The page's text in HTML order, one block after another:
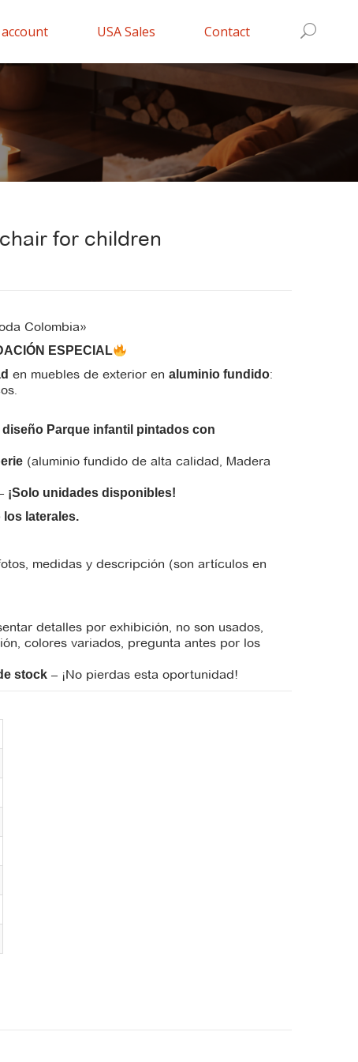
USA Sales Contact
for children
Colombia»
ESPECIAL
en muebles de exterior en aluminio fundido:
diseño Parque infantil pintados con
(aluminio fundido de alta calidad, Madera
¡Solo unidades disponibles!
laterales.
medidas y descripción (son artículos en
detalles por exhibición, no son usados,
colores variados, pregunta antes por los
stock – ¡No pierdas esta oportunidad!